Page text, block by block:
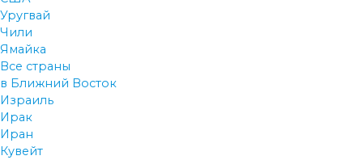
Уругвай
Чили
Ямайка
Все страны
в Ближний Восток
Израиль
Ирак
Иран
Кувейт